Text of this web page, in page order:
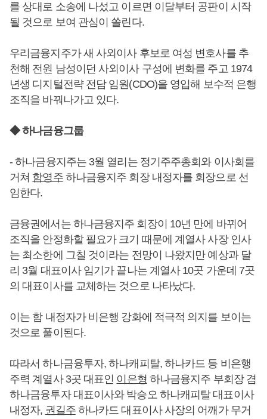
를 상대로 소송에 나섰고 이르면 이달부터 공판이 시작
될 것으로 보여 관심이 쏠린다.
우리금융지주가 새 사외이사 후보로 여성 변호사를 추
천해 전원 남성이던 사외이사 구성에 변화를 주고 1974
년생 디지털전략 전담 임원(CDO)을 영입해 보수적 은행
조직을 바꿔나가고 있다.
◆ 하나금융그룹
- 하나금융지주는 3월 열리는 정기주주총회와 이사회를
거쳐 함영주하나금융지주 회장 내정자를 회장으로 선
임한다.
금융권에서는 하나금융지주 회장이 10년 만에 바뀌어
조직을 안정화할 필요가 크기 때문에 계열사 사장 인사
는 최소한에 그칠 것이라는 전망이 나왔지만 예상과 달
리 3월 대표이사 임기가 끝나는 계열사 10곳 가운데 7곳
의 대표이사를 교체하는 것으로 나타났다.
이는 함 내정자가 비은행 강화에 적극적 의지를 보이는
것으로 풀이된다.
따라서 하나금융투자, 하나캐피탈, 하나카드 등 비은행
주력 계열사 3곳 대표인 이은형 하나금융지주 부회장 겸
하나금융투자 대표이사와 박승오 하나캐피탈 대표이사
내정자, 권길주하나카드 대표이사 사장의 어깨가 무거